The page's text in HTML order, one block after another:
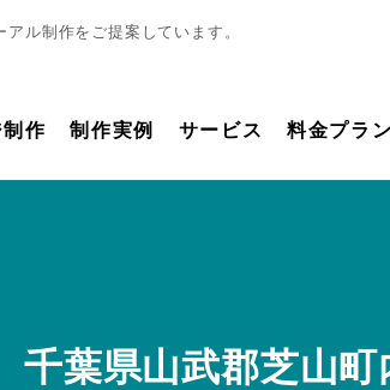
ル制作をご提案しています。
作 制作実例 サービス 料金プラ
千葉県山武郡芝山